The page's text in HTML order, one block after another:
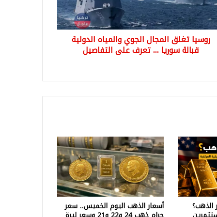
روسيا تغلق المجال الجوي والمياه الدولية
قبالة سوريا ... تعرف على التفاصيل
الذهب؟ أسعار الذهب اليوم الخميس.. سعر